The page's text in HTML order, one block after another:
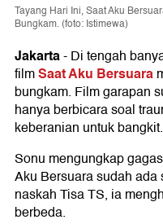
Tayang Hari Ini, Saat Aku
Bungkam. (foto: Istimewa)
Jakarta-Di tengah
filmSaat Aku Bersuara
bungkam. Film garapan
hanya berbicara soal
keberanian untuk bangkit.
Sonu mengungkap
Aku Bersuara sudah
naskah Tisa TS, ia
berbeda.